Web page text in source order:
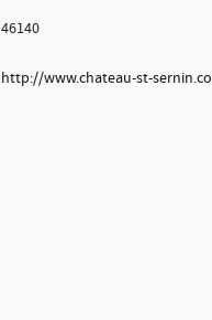
46140
http://www.chateau-st-